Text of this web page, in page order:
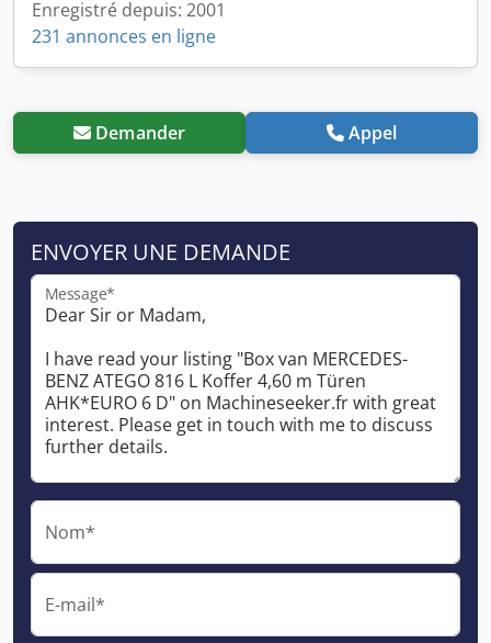
Enregistré depuis: 2001
231 annonces en ligne
Demander Appel
ENVOYER UNE DEMANDE
Message*
Nom*
E-mail*